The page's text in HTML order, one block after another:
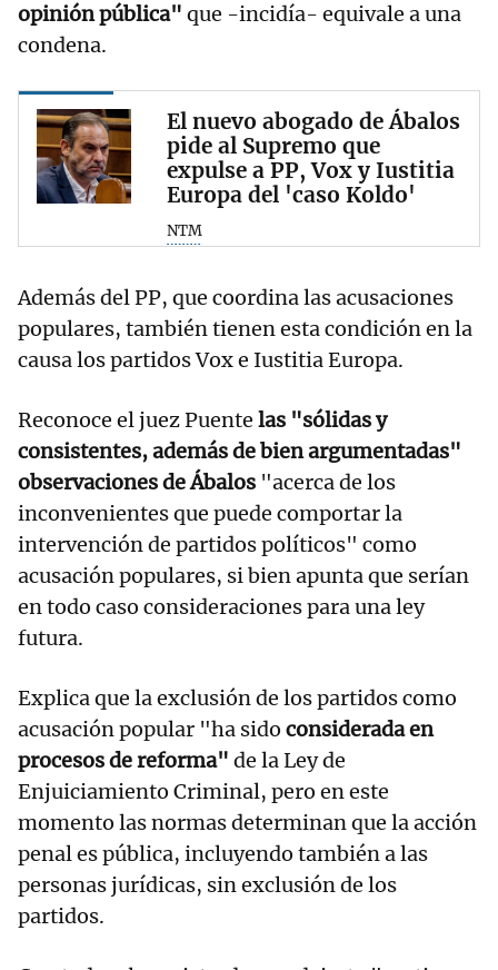
opinión pública" que -incidía- equivale a una
condena.
El nuevo abogado de Ábalos
pide al Supremo que
expulse a PP, Vox y Iustitia
Europa del 'caso Koldo'
NTM
Además del PP, que coordina las acusaciones
populares, también tienen esta condición en la
causa los partidos Vox e Iustitia Europa.
Reconoce el juez Puente las "sólidas y
consistentes, además de bien argumentadas"
observaciones de Ábalos "acerca de los
inconvenientes que puede comportar la
intervención de partidos políticos" como
acusación populares, si bien apunta que serían
en todo caso consideraciones para una ley
futura.
Explica que la exclusión de los partidos como
acusación popular "ha sido considerada en
procesos de reforma" de la Ley de
Enjuiciamiento Criminal, pero en este
momento las normas determinan que la acción
penal es pública, incluyendo también a las
personas jurídicas, sin exclusión de los
partidos.